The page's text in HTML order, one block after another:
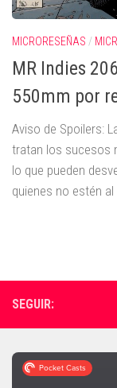
MICRORESEÑAS /
MR Indies
550mm por
Aviso de Spoilers:
tratan los sucesos
lo que pueden
quienes no estén al
SEGUIR: